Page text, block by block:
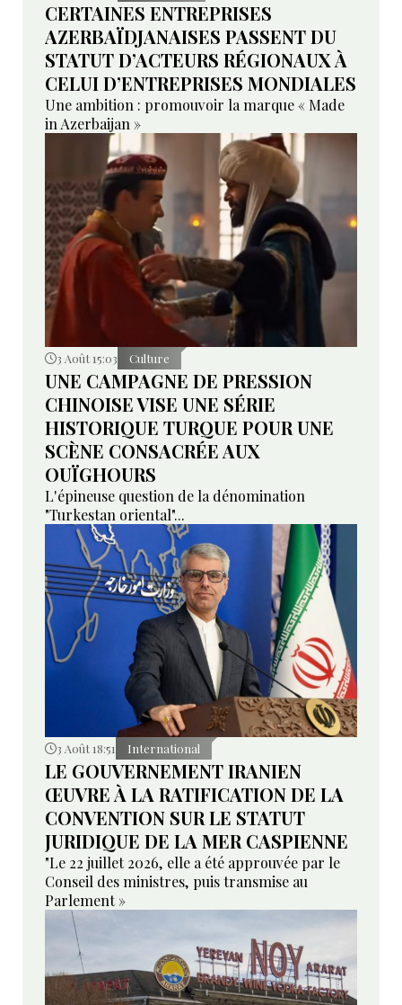
CERTAINES ENTREPRISES
AZERBAÏDJANAISES PASSENT DU
STATUT D’ACTEURS RÉGIONAUX À
CELUI D’ENTREPRISES MONDIALES
Une ambition : promouvoir la marque « Made
in Azerbaijan »
3 Août 15:03 Culture
UNE CAMPAGNE DE PRESSION
CHINOISE VISE UNE SÉRIE
HISTORIQUE TURQUE POUR UNE
SCÈNE CONSACRÉE AUX
OUÏGHOURS
L'épineuse question de la dénomination
"Turkestan oriental"...
3 Août 18:51 International
LE GOUVERNEMENT IRANIEN
ŒUVRE À LA RATIFICATION DE LA
CONVENTION SUR LE STATUT
JURIDIQUE DE LA MER CASPIENNE
"Le 22 juillet 2026, elle a été approuvée par le
Conseil des ministres, puis transmise au
Parlement »